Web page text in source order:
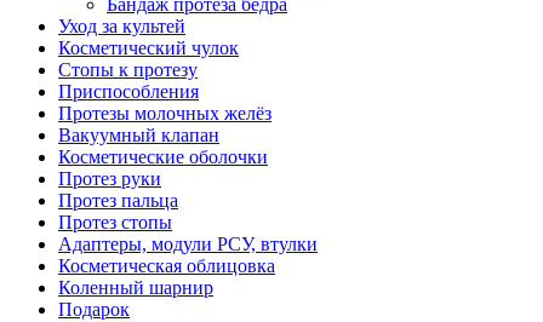
Бандаж протеза бедра
Уход за культей
Косметический чулок
Стопы к протезу
Приспособления
Протезы молочных желёз
Вакуумный клапан
Косметические оболочки
Протез руки
Протез пальца
Протез стопы
Адаптеры, модули РСУ, втулки
Косметическая облицовка
Коленный шарнир
Подарок